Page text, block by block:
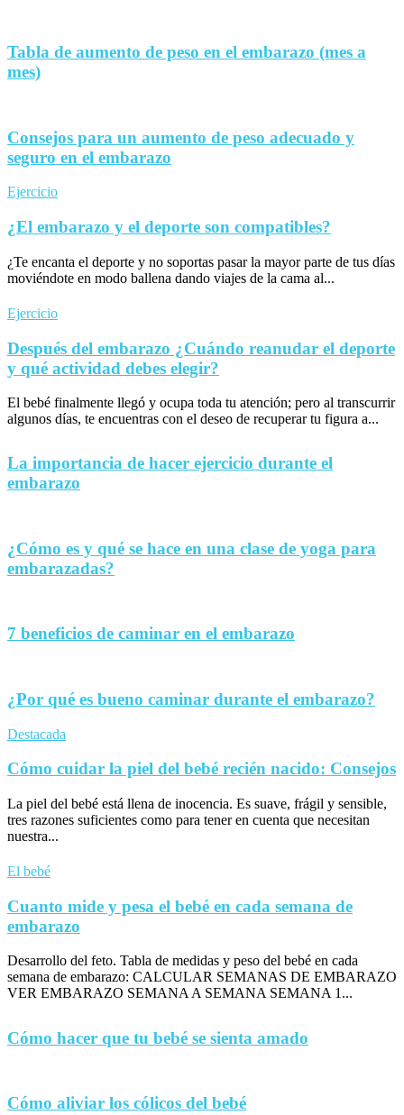
Tabla de aumento de peso en el embarazo (mes a
mes)
Consejos para un aumento de peso adecuado y
seguro en el embarazo
Ejercicio
¿El embarazo y el deporte son compatibles?
¿Te encanta el deporte y no soportas pasar la mayor parte de tus días
moviéndote en modo ballena dando viajes de la cama al...
Ejercicio
Después del embarazo ¿Cuándo reanudar el deporte
y qué actividad debes elegir?
El bebé finalmente llegó y ocupa toda tu atención; pero al transcurrir
algunos días, te encuentras con el deseo de recuperar tu figura a...
La importancia de hacer ejercicio durante el
embarazo
¿Cómo es y qué se hace en una clase de yoga para
embarazadas?
7 beneficios de caminar en el embarazo
¿Por qué es bueno caminar durante el embarazo?
Destacada
Cómo cuidar la piel del bebé recién nacido: Consejos
La piel del bebé está llena de inocencia. Es suave, frágil y sensible,
tres razones suficientes como para tener en cuenta que necesitan
nuestra...
El bebé
Cuanto mide y pesa el bebé en cada semana de
embarazo
Desarrollo del feto. Tabla de medidas y peso del bebé en cada
semana de embarazo: CALCULAR SEMANAS DE EMBARAZO
VER EMBARAZO SEMANA A SEMANA SEMANA 1...
Cómo hacer que tu bebé se sienta amado
Cómo aliviar los cólicos del bebé